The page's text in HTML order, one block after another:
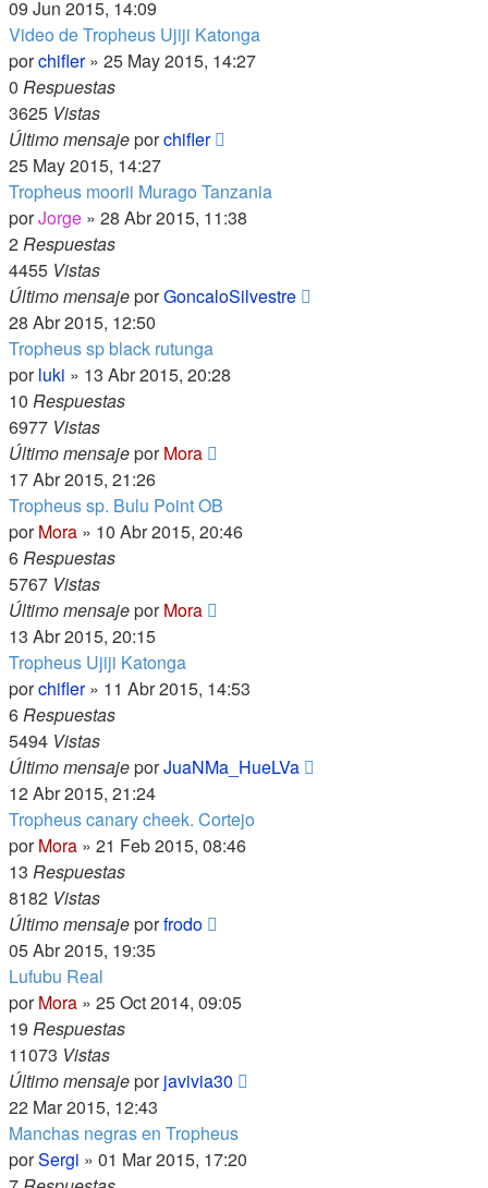
09 Jun 2015, 14:09
Video de Tropheus Ujiji Katonga
porchifler» 25 May 2015, 14:27
0 Respuestas
3625 Vistas
Último mensajeporchifler
25 May 2015, 14:27
Tropheus moorii Murago Tanzania
porJorge » 28 Abr 2015, 11:38
2Respuestas
4455 Vistas
Último mensajeporGoncaloSilvestre
28 Abr 2015, 12:50
Tropheus sp black rutunga
porluki » 13 Abr 2015, 20:28
10 Respuestas
6977 Vistas
Último mensajeporMora
17 Abr 2015, 21:26
Tropheus sp. Bulu Point OB
porMora » 10 Abr 2015, 20:46
6Respuestas
5767 Vistas
Último mensajeporMora
13 Abr 2015, 20:15
Tropheus Ujiji Katonga
porchifler» 11 Abr 2015, 14:53
6Respuestas
5494 Vistas
Último mensajeporJuaNMa_HueLVa
12 Abr 2015, 21:24
Tropheus canary cheek. Cortejo
porMora » 21 Feb 2015, 08:46
13 Respuestas
8182 Vistas
Último mensajeporfrodo
05 Abr 2015, 19:35
Lufubu Real
porMora » 25 Oct 2014, 09:05
19 Respuestas
11073 Vistas
Último mensajeporjavivia30
22 Mar 2015, 12:43
Manchas negras en Tropheus
porSergi » 01 Mar 2015, 17:20